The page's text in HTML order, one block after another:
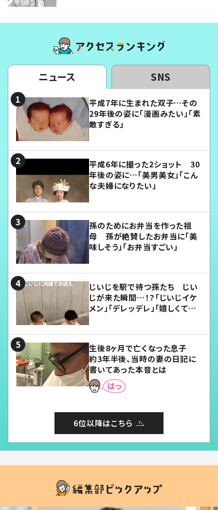
ニュース SNS
平成7年に生まれた双子…その
29年後の姿に「漫画みたい」「素
敵すぎる」
平成6年に撮った2ショット 30
年後の姿に…「美男美女」「こん
な夫婦になりたい」
孫のためにお弁当を作った祖
母 孫が絶賛したお弁当に「美
味しそう」「お弁当すごい」
じいじを駅で待つ孫たち じい
じが来た瞬間…！？「じいじイケ
メン」「デレッデレ」「嬉しくて可
生後8ヶ月で亡くなった息子
約3年半後、当時の妻の日記に
書いてあった本音とは
6位以降はこちら